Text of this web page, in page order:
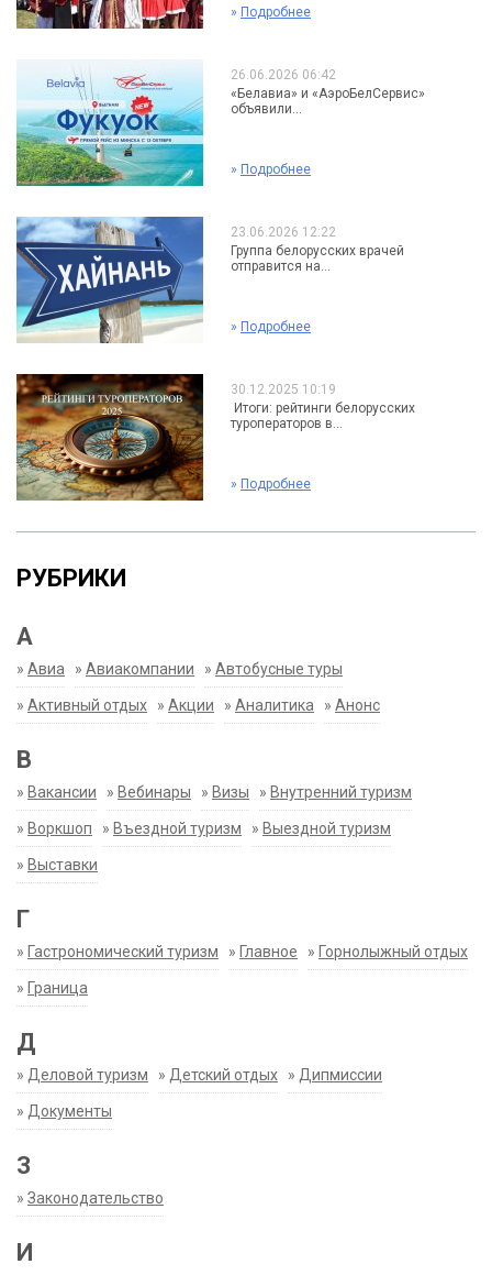
» Подробнее
26.06.2026 06:42
«Белавиа» и «АэроБелСервис»
объявили...
» Подробнее
23.06.2026 12:22
Группа белорусских врачей
отправится на...
» Подробнее
30.12.2025 10:19
Итоги: рейтинги белорусских
туроператоров в...
» Подробнее
РУБРИКИ
А
» Авиа » Авиакомпании » Автобусные туры
» Активный отдых » Акции » Аналитика » Анонс
В
» Вакансии » Вебинары » Визы » Внутренний туризм
» Воркшоп » Въездной туризм » Выездной туризм
» Выставки
Г
» Гастрономический туризм » Главное » Горнолыжный отдых
» Граница
Д
» Деловой туризм » Детский отдых » Дипмиссии
» Документы
З
» Законодательство
И